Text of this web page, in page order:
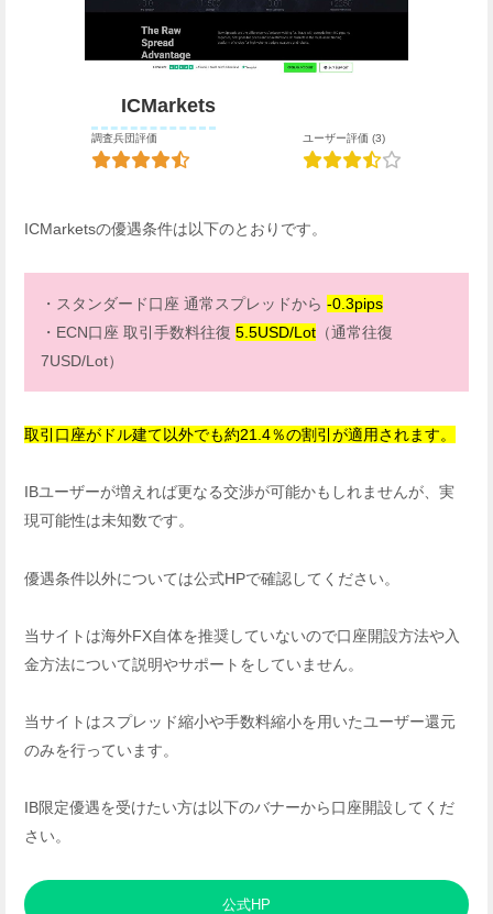
ICMarkets
調査兵団評価 ユーザー評価 (3)
ICMarketsの優遇条件は以下のとおりです。
・スタンダード口座 通常スプレッドから-0.3pips
・ECN口座 取引手数料往復5.5USD/Lot （通常往復
7USD/Lot）
取引口座がドル建て以外でも約21.4％の割引が適用されます。
IBユーザーが増えれば更なる交渉が可能かもしれませんが、実
現可能性は未知数です。
優遇条件以外については公式HPで確認してください。
当サイトは海外FX自体を推奨していないので口座開設方法や入
金方法について説明やサポートをしていません。
当サイトはスプレッド縮小や手数料縮小を用いたユーザー還元
のみを行っています。
IB限定優遇を受けたい方は以下のバナーから口座開設してくだ
さい。
公式HP